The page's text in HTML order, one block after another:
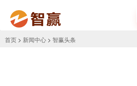
首页 > 新闻中心 > 智赢头条